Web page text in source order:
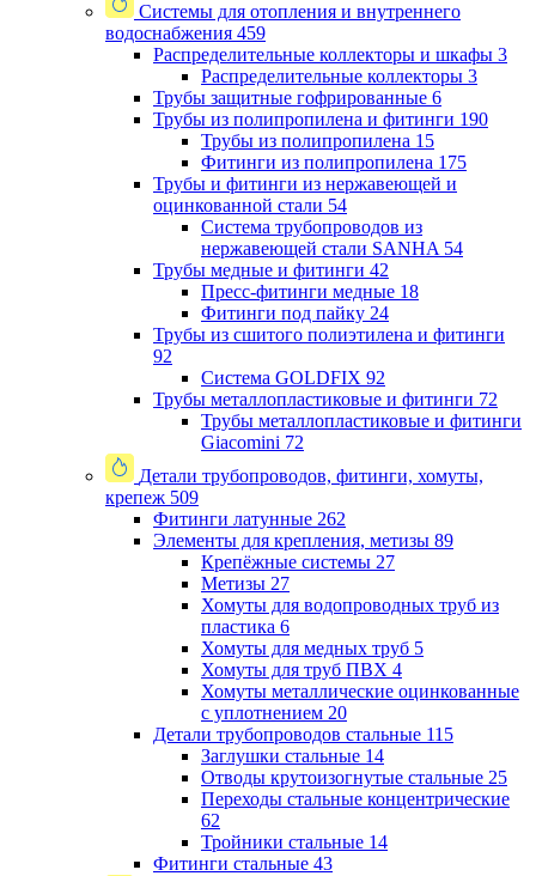
Системы для отопления и внутреннего
водоснабжения 459
Распределительные коллекторы и шкафы 3
Распределительные коллекторы 3
Трубы защитные гофрированные 6
Трубы из полипропилена и фитинги 190
Трубы из полипропилена 15
Фитинги из полипропилена 175
Трубы и фитинги из нержавеющей и
оцинкованной стали 54
Система трубопроводов из
нержавеющей стали SANHA 54
Трубы медные и фитинги 42
Пресс-фитинги медные 18
Фитинги под пайку 24
Трубы из сшитого полиэтилена и фитинги
92
Система GOLDFIX 92
Трубы металлопластиковые и фитинги 72
Трубы металлопластиковые и фитинги
Giacomini 72
Детали трубопроводов, фитинги, хомуты,
крепеж 509
Фитинги латунные 262
Элементы для крепления, метизы 89
Крепёжные системы 27
Метизы 27
Хомуты для водопроводных труб из
пластика 6
Хомуты для медных труб 5
Хомуты для труб ПВХ 4
Хомуты металлические оцинкованные
с уплотнением 20
Детали трубопроводов стальные 115
Заглушки стальные 14
Отводы крутоизогнутые стальные 25
Переходы стальные концентрические
62
Тройники стальные 14
Фитинги стальные 43